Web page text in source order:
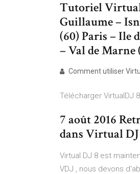
Tutoriel Virtual
Guillaume –
(60) Paris – Ile
– Val de Marne
Comment utiliser
Télécharger VirtualDJ
7 août 2016
dans Virtual DJ
Virtual DJ 8 est
VDJ , nous devons